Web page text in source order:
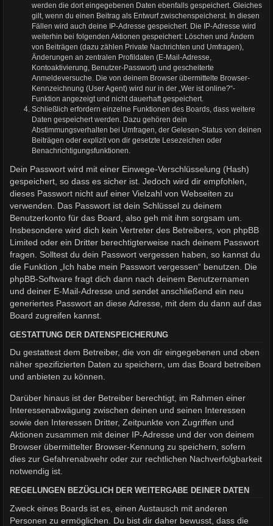
werden die dort eingegebenen Daten ebenfalls gespeichert. Gleiches
gilt, wenn du einen Beitrag als Entwurf zwischenspeicherst. In diesen
Fällen wird auch deine IP-Adresse gespeichert. Die IP-Adresse wird
weiterhin bei folgenden Aktionen gespeichert: Löschen und Ändern
von Beiträgen (dazu zählen Private Nachrichten und Umfragen),
Änderungen an zentralen Profildaten (E-Mail-Adresse,
Kontoaktivierung, Benutzer-Passwort) und gescheiterte
Anmeldeversuche. Die von deinem Browser übermittelte Browser-
Kennzeichnung (User Agent) wird nur in der „Wer ist online?“-
Funktion angezeigt und nicht dauerhaft gespeichert.
Schließlich erfordern einzelne Funktionen des Boards, dass weitere
Daten gespeichert werden. Dazu gehören dein
Abstimmungsverhalten bei Umfragen, der Gelesen-Status von deinen
Beiträgen oder explizit von dir gesetzte Lesezeichen oder
Benachrichtigungsfunktionen.
Dein Passwort wird mit einer Einwege-Verschlüsselung (Hash)
gespeichert, so dass es sicher ist. Jedoch wird dir empfohlen,
dieses Passwort nicht auf einer Vielzahl von Webseiten zu
verwenden. Das Passwort ist dein Schlüssel zu deinem
Benutzerkonto für das Board, also geh mit ihm sorgsam um.
Insbesondere wird dich kein Vertreter des Betreibers, von phpBB
Limited oder ein Dritter berechtigterweise nach deinem Passwort
fragen. Solltest du dein Passwort vergessen haben, so kannst du
die Funktion „Ich habe mein Passwort vergessen“ benutzen. Die
phpBB-Software fragt dich dann nach deinem Benutzernamen
und deiner E-Mail-Adresse und sendet anschließend ein neu
generiertes Passwort an diese Adresse, mit dem du dann auf das
Board zugreifen kannst.
GESTATTUNG DER DATENSPEICHERUNG
Du gestattest dem Betreiber, die von dir eingegebenen und oben
näher spezifizierten Daten zu speichern, um das Board betreiben
und anbieten zu können.
Darüber hinaus ist der Betreiber berechtigt, im Rahmen einer
Interessenabwägung zwischen deinen und seinen Interessen
sowie den Interessen Dritter, Zeitpunkte von Zugriffen und
Aktionen zusammen mit deiner IP-Adresse und der von deinem
Browser übermittelter Browser-Kennung zu speichern, sofern
dies zur Gefahrenabwehr oder zur rechtlichen Nachverfolgbarkeit
notwendig ist.
REGELUNGEN BEZÜGLICH DER WEITERGABE DEINER DATEN
Zweck eines Boards ist es, einen Austausch mit anderen
Personen zu ermöglichen. Du bist dir daher bewusst, dass die